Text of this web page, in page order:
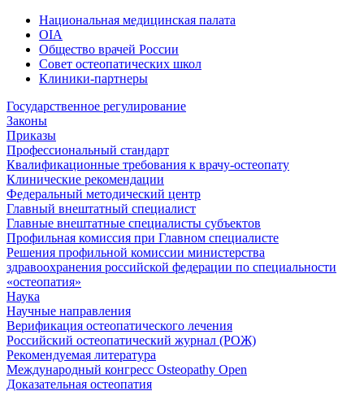
Национальная медицинская палата
OIA
Общество врачей России
Совет остеопатических школ
Клиники-партнеры
Государственное регулирование
Законы
Приказы
Профессиональный стандарт
Квалификационные требования к врачу-остеопату
Клинические рекомендации
Федеральный методический центр
Главный внештатный специалист
Главные внештатные специалисты субъектов
Профильная комиссия при Главном специалисте
Решения профильной комиссии министерства
здравоохранения российской федерации по специальности
«остеопатия»
Наука
Научные направления
Верификация остеопатического лечения
Российский остеопатический журнал (РОЖ)
Рекомендуемая литература
Международный конгресс Osteopathy Open
Доказательная остеопатия